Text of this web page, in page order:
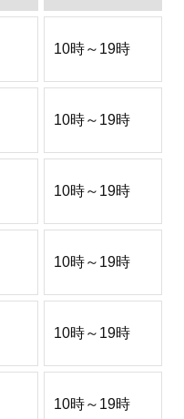
10時～19時
10時～19時
10時～19時
10時～19時
10時～19時
10時～19時